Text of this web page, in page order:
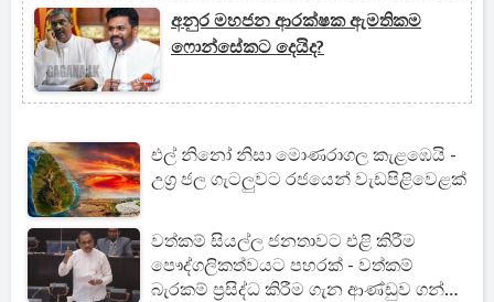
අනුර මහජන ආරක්ෂක ඇමතිකම
ෆොන්සේකට දෙයිද?
එල් නිනෝ නිසා මොණරාගල කැළඹෙයි -
උග්‍ර ජල ගැටලුවට රජයෙන් වැඩපිළිවෙළක්
වත්කම් සියල්ල ජනතාවට එළි කිරීම
පෞද්ගලිකත්වයට පහරක් - වත්කම්
බැරකම් ප්‍රසිද්ධ කිරීම ගැන ආණ්ඩුව ගන්න